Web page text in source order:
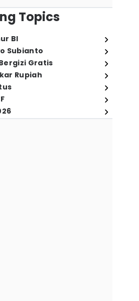
Topics
BI
Subianto
Gratis
Rupiah